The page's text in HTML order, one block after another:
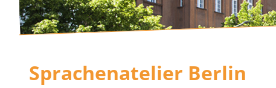
Sprachenatelier Berlin